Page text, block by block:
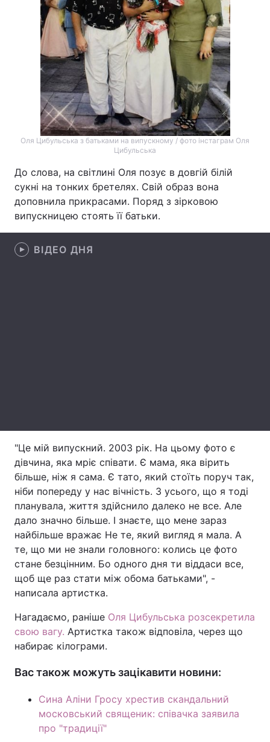
Здоров'я Туризм
Цікавинки Погода
Екологія Регіони
Лонгріди
Відео з Youtube Статті
Інтерв'ю Думки
Архів Вакансії
Контакти
Оля Цибульська з батьками на випускному / фото інстаграм Оля
Цибульська
До слова, на світлині Оля позує в довгій білій
сукні на тонких бретелях. Свій образ вона
доповнила прикрасами. Поряд з зірковою
випускницею стоять її батьки.
ВІДЕО ДНЯ
"Це мій випускний. 2003 рік. На цьому фото є
дівчина, яка мріє співати. Є мама, яка вірить
більше, ніж я сама. Є тато, який стоїть поруч так,
ніби попереду у нас вічність. З усього, що я тоді
планувала, життя здійснило далеко не все. Але
дало значно більше. І знаєте, що мене зараз
найбільше вражає Не те, який вигляд я мала. А
те, що ми не знали головного: колись це фото
стане безцінним. Бо одного дня ти віддаси все,
щоб ще раз стати між обома батьками", -
написала артистка.
Нагадаємо, раніше Оля Цибульська розсекретила
свою вагу. Артистка також відповіла, через що
набирає кілограми.
Вас також можуть зацікавити новини:
Сина Аліни Гросу хрестив скандальний
московський священик: співачка заявила
про "традиції"